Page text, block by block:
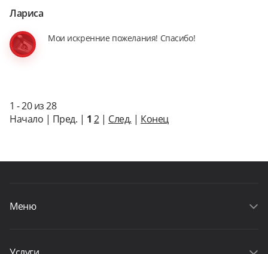
Лариса
Мои искренние пожелания! Спасибо!
1 - 20 из 28
Начало | Пред. | 1 2| След. | Конец
Меню